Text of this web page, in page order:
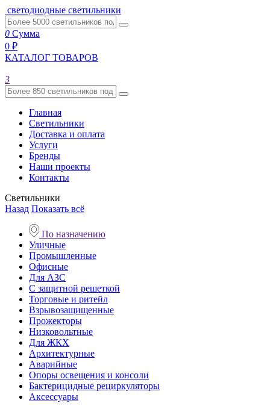
светодиодные светильники
0 Сумма
0 ₽
КАТАЛОГ ТОВАРОВ
3
Главная
Светильники
Доставка и оплата
Услуги
Бренды
Наши проекты
Контакты
Светильники
Назад Показать всё
По назначению
Уличные
Промышленные
Офисные
Для АЗС
С защитной решеткой
Торговые и ритейл
Взрывозащищенные
Прожекторы
Низковольтные
Для ЖКХ
Архитектурные
Аварийные
Опоры освещения и консоли
Бактерицидные рециркуляторы
Аксессуары